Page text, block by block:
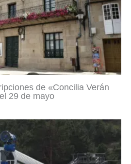
de «Concilia Verán
29 de mayo